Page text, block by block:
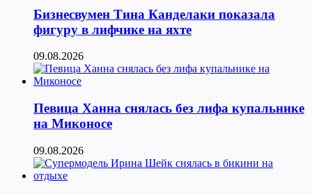
Бизнесвумен Тина Канделаки показала
фигуру в лифчике на яхте
09.08.2026
Певица Ханна снялась без лифа купальнике
на Миконосе
09.08.2026